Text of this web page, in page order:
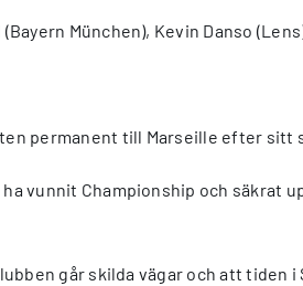
München), Kevin Danso
permanent till Marseille efter sitt
vunnit Championship och
går skilda vägar och att tiden